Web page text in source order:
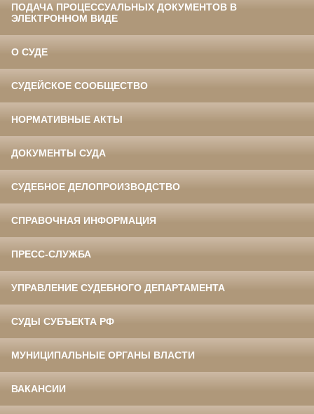
ПОДАЧА ПРОЦЕССУАЛЬНЫХ ДОКУМЕНТОВ В
ЭЛЕКТРОННОМ ВИДЕ
О СУДЕ
СУДЕЙСКОЕ СООБЩЕСТВО
НОРМАТИВНЫЕ АКТЫ
ДОКУМЕНТЫ СУДА
СУДЕБНОЕ ДЕЛОПРОИЗВОДСТВО
СПРАВОЧНАЯ ИНФОРМАЦИЯ
ПРЕСС-СЛУЖБА
УПРАВЛЕНИЕ СУДЕБНОГО ДЕПАРТАМЕНТА
СУДЫ СУБЪЕКТА РФ
МУНИЦИПАЛЬНЫЕ ОРГАНЫ ВЛАСТИ
ВАКАНСИИ